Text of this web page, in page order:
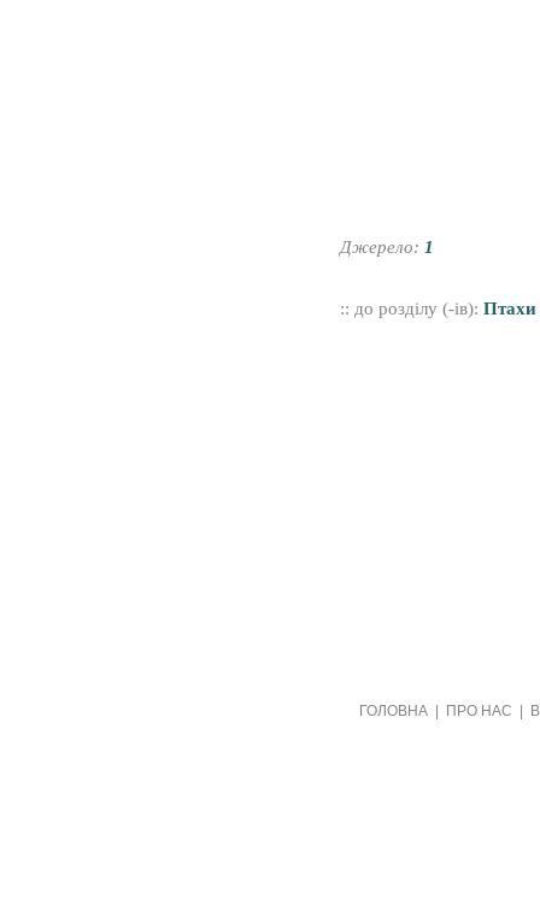
Джерело: 1
:: до розділу (-ів):Птахи
ГОЛОВНА ПРО НАС